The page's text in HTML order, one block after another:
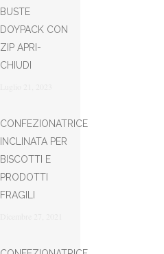
BUSTE
DOYPACK CON
ZIP APRI-
CHIUDI
CONFEZIONATRICE
INCLINATA PER
BISCOTTI E
PRODOTTI
FRAGILI